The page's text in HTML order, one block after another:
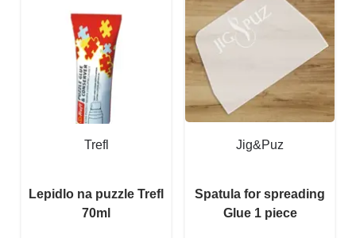
Trefl
Lepidlo na puzzle Trefl
70ml
Jig&Puz
Spatula for spreading
Glue 1 piece